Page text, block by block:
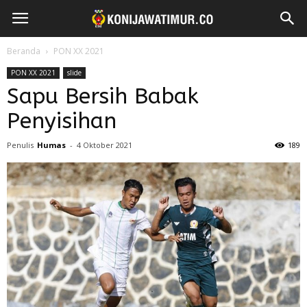
Beranda PON XX 2021
PON XX 2021 slide
Sapu Bersih Babak
Penyisihan
Penulis Humas - 4 Oktober 2021 189